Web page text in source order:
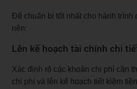
Để chuẩn bị tốt nhất cho hành trình
nên:
Lên kế hoạch tài chính chi
Xác định rõ các khoản chi phí cần
chi phí và lên kế hoạch tiết kiệm